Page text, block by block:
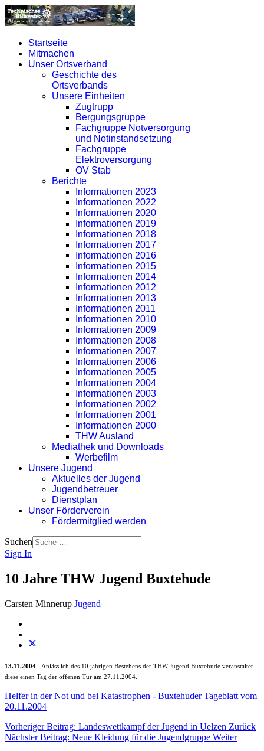
Startseite
Mitmachen
Unser Ortsverband
Geschichte des
Ortsverbands
Unsere Einheiten
Zugtrupp
Bergungsgruppe
Fachgruppe Notversorgung
und Notinstandsetzung
Fachgruppe
Elektroversorgung
OV Stab
Berichte
Informationen 2023
Informationen 2022
Informationen 2020
Informationen 2019
Informationen 2018
Informationen 2017
Informationen 2016
Informationen 2015
Informationen 2014
Informationen 2012
Informationen 2013
Informationen 2011
Informationen 2010
Informationen 2009
Informationen 2008
Informationen 2007
Informationen 2006
Informationen 2005
Informationen 2004
Informationen 2003
Informationen 2002
Informationen 2001
Informationen 2000
THW Ausland
Mediathek und Downloads
Werbefilm
Unsere Jugend
Aktuelles der Jugend
Jugendbetreuer
Dienstplan
Unser Förderverein
Fördermitglied werden
Suchen
Sign In
10 Jahre THW Jugend Buxtehude
Carsten Minnerup Jugend
13.11.2004 - Anlässlich des 10 jährigen Bestehens der THW Jugend Buxtehude veranstaltet
diese einen Tag der offenen Tür am 27.11.2004.
Helfer in der Not und bei Katastrophen - Buxtehuder Tageblatt vom
20.11.2004
Vorheriger Beitrag: Landeswettkampf der Jugend in Uelzen Zurück
Nächster Beitrag: Neue Kleidung für die Jugendgruppe Weiter